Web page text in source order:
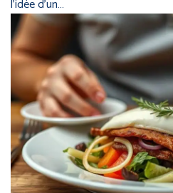
l’idée d’un…